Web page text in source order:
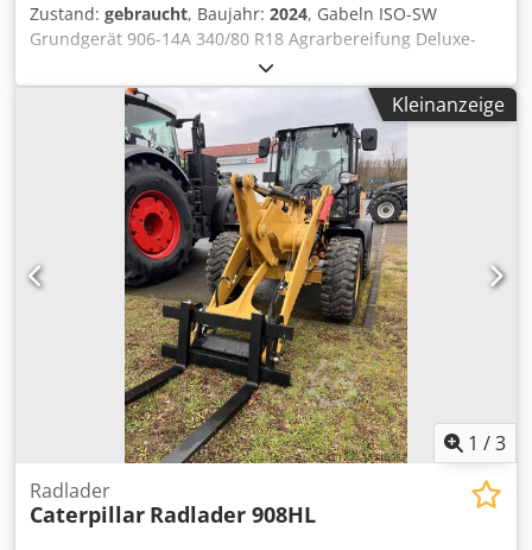
Zustand: gebraucht, Baujahr: 2024, Gabeln ISO-SW
Grundgerät 906-14A 340/80 R18 Agrarbereifung Deluxe-
Kabine DAB+ / Radio inkl. Bluetooth Umkehrlüfter und
Vorabscheider Schaufel GP 0,95m3 mit / Zähnen
Schnellwechsler Gabelträger 1300mm mit 1220mm /
Cjdpfstpgtasx Agnsrf
Kleinanzeige
1 /3
Radlader
Caterpillar Radlader 908HL